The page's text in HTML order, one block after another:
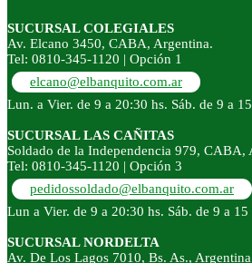
SUCURSAL COLEGIALES
Av. Elcano 3450, CABA, Argentina.
Tel: 0810-345-1120 | Opción 1
elcano@elbanquito.com.ar
Lun. a Vier. de 9 a 20:30 hs. Sáb. de 9 a
SUCURSAL LAS CAÑITAS
Soldado de la Independencia 979, CABA,
Tel: 0810-345-1120 | Opción 3
pedidossoldado@elbanquito.com.ar
Lun a Vier. de 9 a 20:30 hs. Sáb. de 9 a 15
SUCURSAL NORDELTA
Av. De Los Lagos 7010, Bs. As.,